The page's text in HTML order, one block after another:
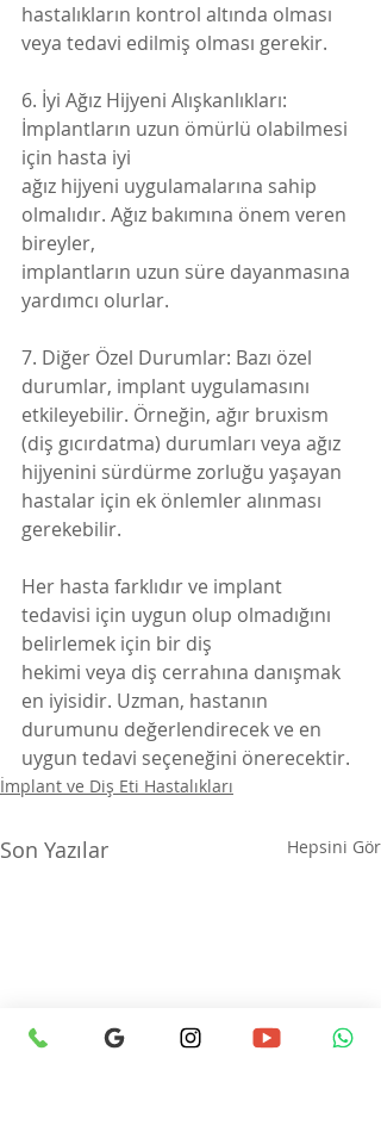
hastalıkların kontrol altında olması
veya tedavi edilmiş olması gerekir.
6. İyi Ağız Hijyeni Alışkanlıkları:
İmplantların uzun ömürlü olabilmesi
için hasta iyi
ağız hijyeni uygulamalarına sahip
olmalıdır. Ağız bakımına önem veren
bireyler,
implantların uzun süre dayanmasına
yardımcı olurlar.
7. Diğer Özel Durumlar: Bazı özel
durumlar, implant uygulamasını
etkileyebilir. Örneğin, ağır bruxism
(diş gıcırdatma) durumları veya ağız
hijyenini sürdürme zorluğu yaşayan
hastalar için ek önlemler alınması
gerekebilir.
Her hasta farklıdır ve implant
tedavisi için uygun olup olmadığını
belirlemek için bir diş
hekimi veya diş cerrahına danışmak
en iyisidir. Uzman, hastanın
durumunu değerlendirecek ve en
uygun tedavi seçeneğini önerecektir.
İmplant ve Diş Eti Hastalıkları
Son Yazılar Hepsini Gör